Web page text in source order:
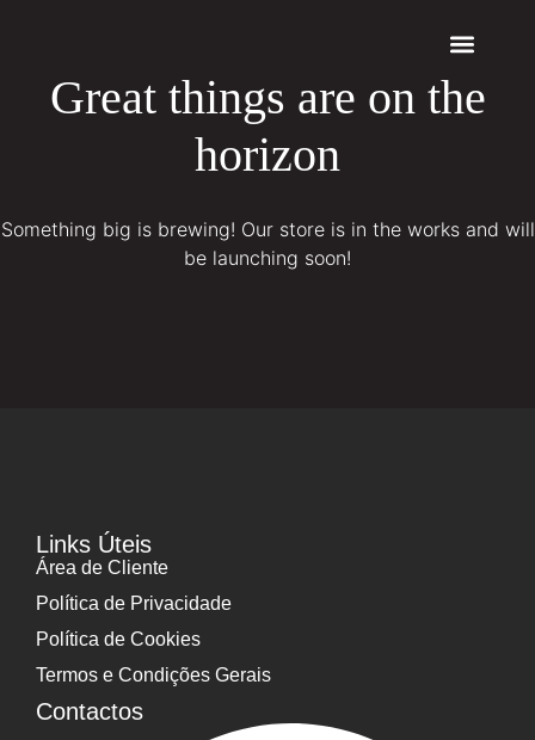
Great things are on the
horizon
Something big is brewing! Our store is in the works and will
be launching soon!
Links Úteis
Área de Cliente
Política de Privacidade
Política de Cookies
Termos e Condições Gerais
Contactos